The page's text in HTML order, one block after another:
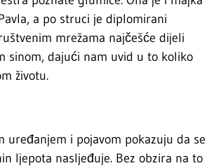
a po struci je diplomirani
mrežama najčešće dijeli
sinom, dajući nam uvid u to koliko
životu.
uređanjem i pojavom pokazuju da se
ljepota nasljeđuje. Bez obzira na to